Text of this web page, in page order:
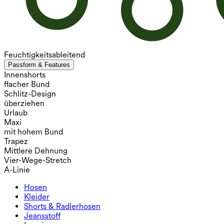
Feuchtigkeitsableitend
Passform & Features
Innenshorts
flacher Bund
Schlitz-Design
überziehen
Urlaub
Maxi
mit hohem Bund
Trapez
Mittlere Dehnung
Vier-Wege-Stretch
A-Linie
Hosen
Hosen
Jogginghosen
Arbeitshosen
Weite Hosen
Kleider
Kleider
Sportkleider
Midi- & Maxikleider
Shorts & Radlerhosen
Shorts & Radlerhosen
Radlerhose
Jeansstoff
Jeansstoff